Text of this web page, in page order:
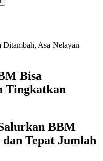
Asa Nelayan
Bisa
Tingkatkan
BBM
Tepat Jumlah